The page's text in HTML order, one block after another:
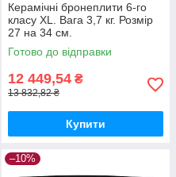
Керамічні бронеплити 6-го
класу XL. Вага 3,7 кг. Розмір
27 на 34 см.
Готово до відправки
12 449,54 ₴
13 832,82 ₴
Купити
–10%